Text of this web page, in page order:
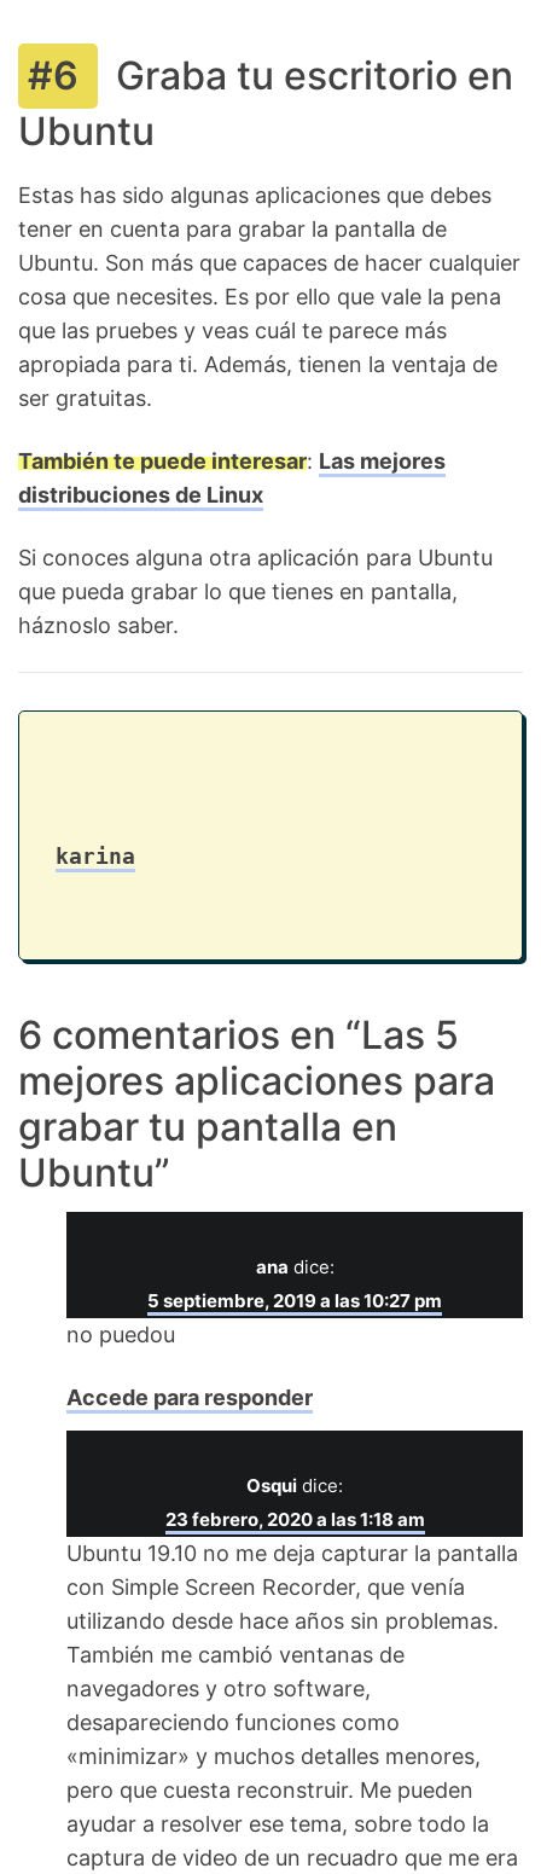
Graba tu escritorio en
Ubuntu
Estas has sido algunas aplicaciones que debes
tener en cuenta para grabar la pantalla de
Ubuntu. Son más que capaces de hacer cualquier
cosa que necesites. Es por ello que vale la pena
que las pruebes y veas cuál te parece más
apropiada para ti. Además, tienen la ventaja de
ser gratuitas.
También te puede interesar: Las mejores
distribuciones de Linux
Si conoces alguna otra aplicación para Ubuntu
que pueda grabar lo que tienes en pantalla,
háznoslo saber.
karina
6 comentarios en “Las 5
mejores aplicaciones para
grabar tu pantalla en
Ubuntu”
ana dice:
5 septiembre, 2019 a las 10:27 pm
no puedou
Accede para responder
Osqui dice:
23 febrero, 2020 a las 1:18 am
Ubuntu 19.10 no me deja capturar la pantalla
con Simple Screen Recorder, que venía
utilizando desde hace años sin problemas.
También me cambió ventanas de
navegadores y otro software,
desapareciendo funciones como
«minimizar» y muchos detalles menores,
pero que cuesta reconstruir. Me pueden
ayudar a resolver ese tema, sobre todo la
captura de video de un recuadro que me era